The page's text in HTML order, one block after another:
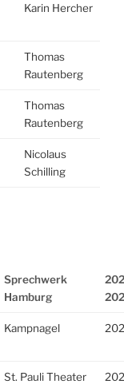
Karin Hercher
Thomas
Rautenberg
Thomas
Rautenberg
Nicolaus
Schilling
Sprechwerk
Hamburg
Kampnagel
St. Pauli Theater